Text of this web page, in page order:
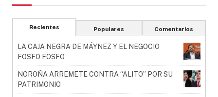
Recientes Populares Comentarios
LA CAJA NEGRA DE MÁYNEZ Y EL NEGOCIO
FOSFO FOSFO
NOROÑA ARREMETE CONTRA “ALITO” POR SU
PATRIMONIO